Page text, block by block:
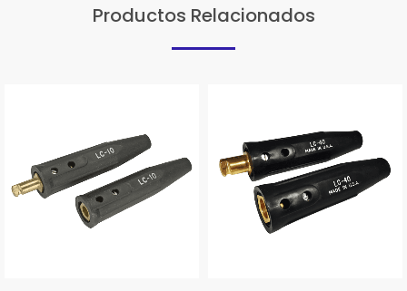
Productos Relacionados